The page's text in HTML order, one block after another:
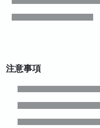
注意事項